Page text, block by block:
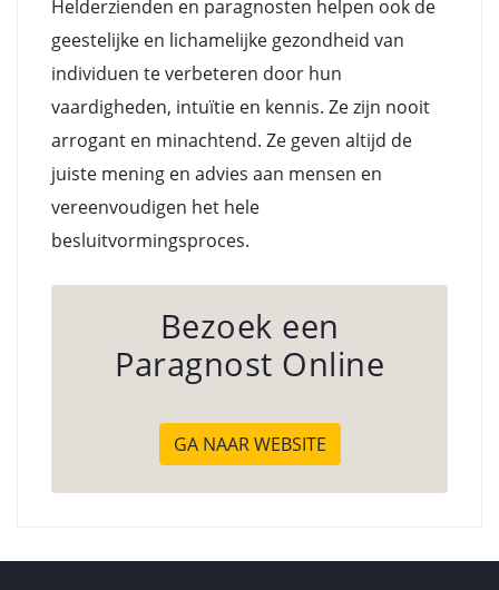
Helderzienden en paragnosten helpen ook de
geestelijke en lichamelijke gezondheid van
individuen te verbeteren door hun
vaardigheden, intuïtie en kennis. Ze zijn nooit
arrogant en minachtend. Ze geven altijd de
juiste mening en advies aan mensen en
vereenvoudigen het hele
besluitvormingsproces.
Bezoek een
Paragnost Online
GA NAAR WEBSITE